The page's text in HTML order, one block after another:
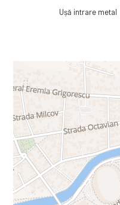
Ușă intrare metal